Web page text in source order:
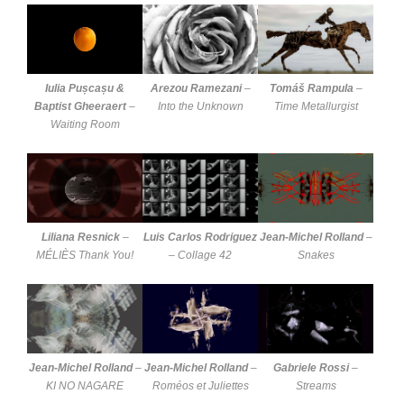
Iulia Pușcașu &
Baptist Gheeraert–
Waiting Room
Arezou Ramezani–
Into the Unknown
Tomáš Rampula–
Time Metallurgist
Liliana Resnick–
MÉLIÈS Thank You!
Luis Carlos Rodriguez
–Collage 42
Jean-Michel Rolland–
Snakes
Jean-Michel Rolland–
KI NO NAGARE
Jean-Michel Rolland–
Roméos et Juliettes
Gabriele Rossi–
Streams